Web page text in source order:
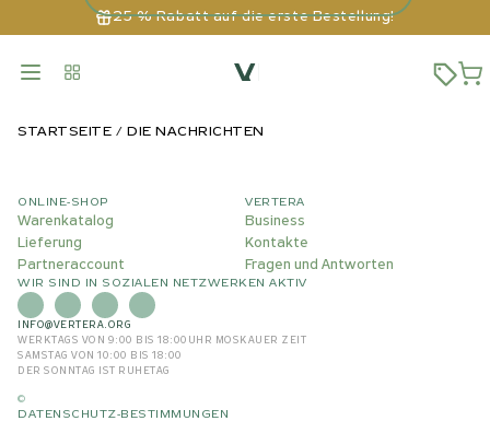
25 % Rabatt auf die erste Bestellung!
STARTSEITE DIE NACHRICHTEN
ONLINE-SHOP
Warenkatalog
Lieferung
Partneraccount
VERTERA
Business
Kontakte
Fragen und Antworten
WIR SIND IN SOZIALEN NETZWERKEN AKTIV
INFO@VERTERA.ORG
WERKTAGS VON 9:00 BIS 18:00 UHR MOSKAUER ZEIT
SAMSTAG VON 10:00 BIS 18:00
DER SONNTAG IST RUHETAG
©
DATENSCHUTZ-BESTIMMUNGEN